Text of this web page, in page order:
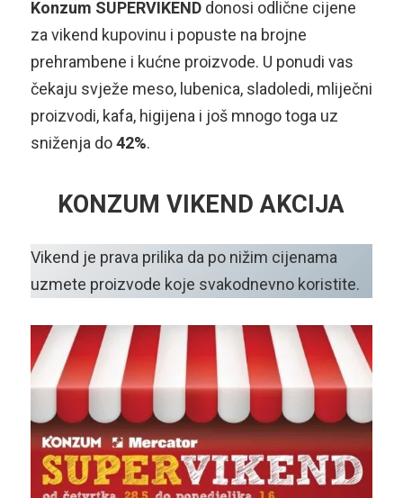
Konzum SUPERVIKENDdonosi odlične cijene
za vikend kupovinu i popuste na brojne
prehrambene i kućne proizvode. U ponudi vas
čekaju svježe meso, lubenica, sladoledi, mliječni
proizvodi, kafa, higijena i još mnogo toga uz
sniženja do42%.
KONZUM VIKEND AKCIJA
Vikend je prava prilika da po nižim cijenama
uzmete proizvode koje svakodnevno koristite.